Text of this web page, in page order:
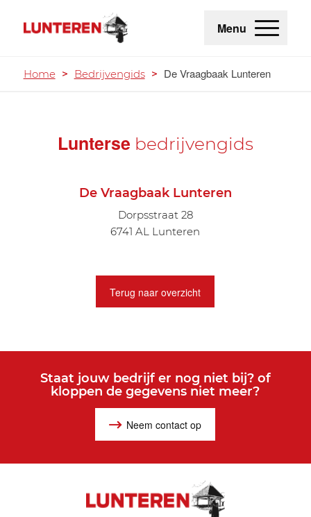
Menu
Home > Bedrijvengids > De Vraagbaak Lunteren
Lunterse bedrijvengids
De Vraagbaak Lunteren
Dorpsstraat 28
6741 AL Lunteren
Terug naar overzicht
Staat jouw bedrijf er nog niet bij? of
kloppen de gegevens niet meer?
Neem contact op